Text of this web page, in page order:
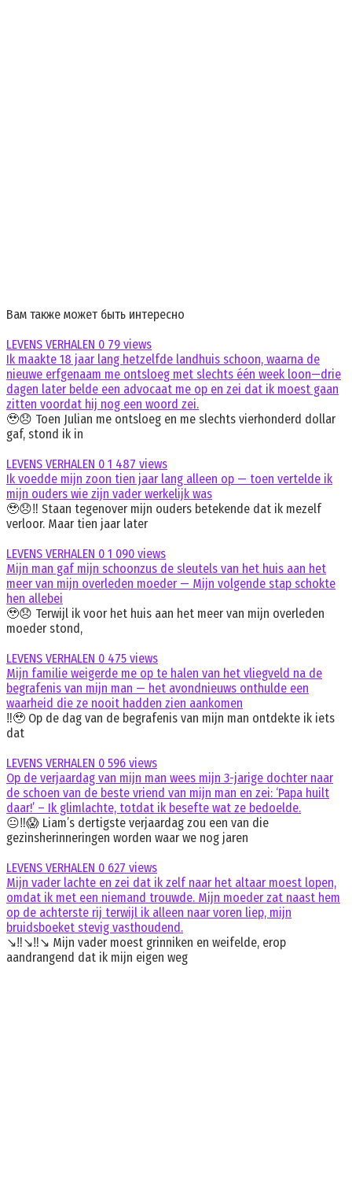
Вам также может быть интересно
LEVENS VERHALEN 0 79 views
Ik maakte 18 jaar lang hetzelfde landhuis schoon, waarna de
nieuwe erfgenaam me ontsloeg met slechts één week loon—drie
dagen later belde een advocaat me op en zei dat ik moest gaan
zitten voordat hij nog een woord zei.
🥹😞 Toen Julian me ontsloeg en me slechts vierhonderd dollar
gaf, stond ik in
LEVENS VERHALEN 0 1 487 views
Ik voedde mijn zoon tien jaar lang alleen op — toen vertelde ik
mijn ouders wie zijn vader werkelijk was
🥹😞‼️ Staan tegenover mijn ouders betekende dat ik mezelf
verloor. Maar tien jaar later
LEVENS VERHALEN 0 1 090 views
Mijn man gaf mijn schoonzus de sleutels van het huis aan het
meer van mijn overleden moeder — Mijn volgende stap schokte
hen allebei
🥹😞 Terwijl ik voor het huis aan het meer van mijn overleden
moeder stond,
LEVENS VERHALEN 0 475 views
Mijn familie weigerde me op te halen van het vliegveld na de
begrafenis van mijn man — het avondnieuws onthulde een
waarheid die ze nooit hadden zien aankomen
‼️🥹 Op de dag van de begrafenis van mijn man ontdekte ik iets
dat
LEVENS VERHALEN 0 596 views
Op de verjaardag van mijn man wees mijn 3-jarige dochter naar
de schoen van de beste vriend van mijn man en zei: ‘Papa huilt
daar!’ – Ik glimlachte, totdat ik besefte wat ze bedoelde.
😐‼️😱 Liam’s dertigste verjaardag zou een van die
gezinsherinneringen worden waar we nog jaren
LEVENS VERHALEN 0 627 views
Mijn vader lachte en zei dat ik zelf naar het altaar moest lopen,
omdat ik met een niemand trouwde. Mijn moeder zat naast hem
op de achterste rij terwijl ik alleen naar voren liep, mijn
bruidsboeket stevig vasthoudend.
↘️‼️↘️‼️↘️ Mijn vader moest grinniken en weifelde, erop
aandrangend dat ik mijn eigen weg